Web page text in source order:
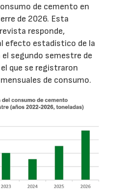
de cemento en
de 2026. Esta
responde,
efecto estadístico de la
segundo semestre de
que se registraron
de consumo.